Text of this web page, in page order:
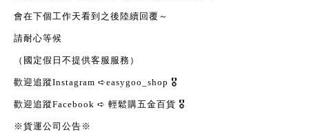
會在下個工作天看到之後陸續回覆～
請耐心等候
（國定假日不提供客服服務）
歡迎追蹤Instagram ➪easygoo_shop 🎖
歡迎追蹤Facebook ➪ 輕鬆購五金百貨 🎖
※貨運公司公告※